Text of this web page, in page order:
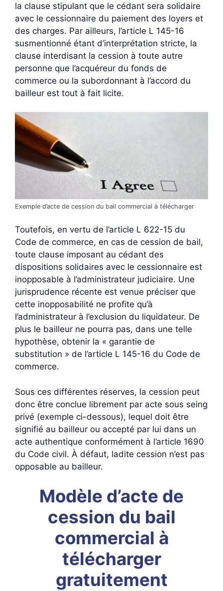
la clause stipulant que le cédant sera solidaire
avec le cessionnaire du paiement des loyers et
des charges. Par ailleurs, l’article L 145-16
susmentionné étant d’interprétation stricte, la
clause interdisant la cession à toute autre
personne que l’acquéreur du fonds de
commerce ou la subordonnant à l’accord du
bailleur est tout à fait licite.
Exemple d’acte de cession du bail commercial à télécharger
Toutefois, en vertu de l’article L 622-15 du
Code de commerce, en cas de cession de bail,
toute clause imposant au cédant des
dispositions solidaires avec le cessionnaire est
inopposable à l’administrateur judiciaire. Une
jurisprudence récente est venue préciser que
cette inopposabilité ne profite qu’à
l’administrateur à l’exclusion du liquidateur. De
plus le bailleur ne pourra pas, dans une telle
hypothèse, obtenir la « garantie de
substitution » de l’article L 145-16 du Code de
commerce.
Sous ces différentes réserves, la cession peut
donc être conclue librement par acte sous seing
privé (exemple ci-dessous), lequel doit être
signifié au bailleur ou accepté par lui dans un
acte authentique conformément à l’article 1690
du Code civil. À défaut, ladite cession n’est pas
opposable au bailleur.
Modèle d’acte de
cession du bail
commercial à
télécharger
gratuitement